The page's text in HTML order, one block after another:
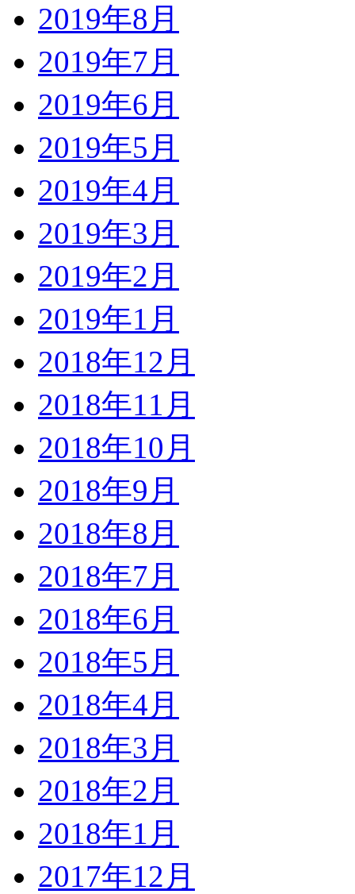
2019年8月
2019年7月
2019年6月
2019年5月
2019年4月
2019年3月
2019年2月
2019年1月
2018年12月
2018年11月
2018年10月
2018年9月
2018年8月
2018年7月
2018年6月
2018年5月
2018年4月
2018年3月
2018年2月
2018年1月
2017年12月